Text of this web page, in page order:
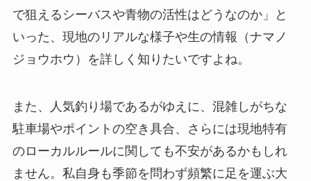
で狙えるシーバスや青物の活性はどうなのか」と
いった、現地のリアルな様子や生の情報（ナマノ
ジョウホウ）を詳しく知りたいですよね。
また、人気釣り場であるがゆえに、混雑しがちな
駐車場やポイントの空き具合、さらには現地特有
のローカルルールに関しても不安があるかもしれ
ません。私自身も季節を問わず頻繁に足を運ぶ大